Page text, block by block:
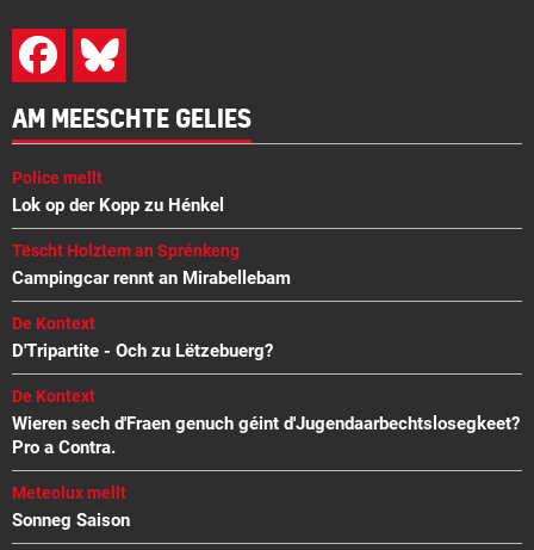
AM MEESCHTE GELIES
Police mellt
Lok op der Kopp zu Hénkel
Tëscht Holztem an Sprénkeng
Campingcar rennt an Mirabellebam
De Kontext
D'Tripartite - Och zu Lëtzebuerg?
De Kontext
Wieren sech d'Fraen genuch géint d'Jugendaarbechtslosegkeet?
Pro a Contra.
Meteolux mellt
Sonneg Saison